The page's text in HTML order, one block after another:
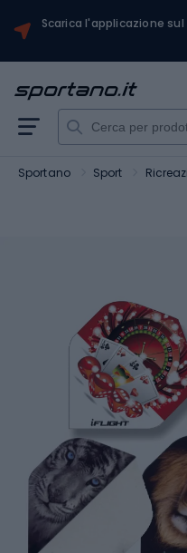
Scarica l'applicazione
Sportano Sport